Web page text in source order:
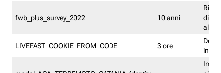
fwb_plus_survey_2022 10 anni
di
LIVEFAST_COOKIE_FROM_CODE 3 ore
in